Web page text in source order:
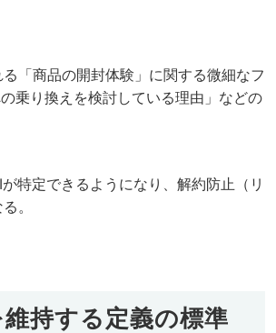
「商品の開封体験」に関する微細なフ
乗り換えを検討している理由」などの
特定できるようになり、解約防止（リ
。
持する定義の標準